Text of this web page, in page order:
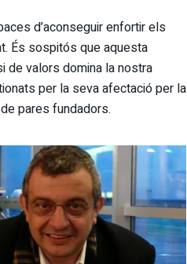
d’aconseguir enfortir els
És sospitós que aquesta
de valors domina la nostra
per la seva afectació per la
pares fundadors.